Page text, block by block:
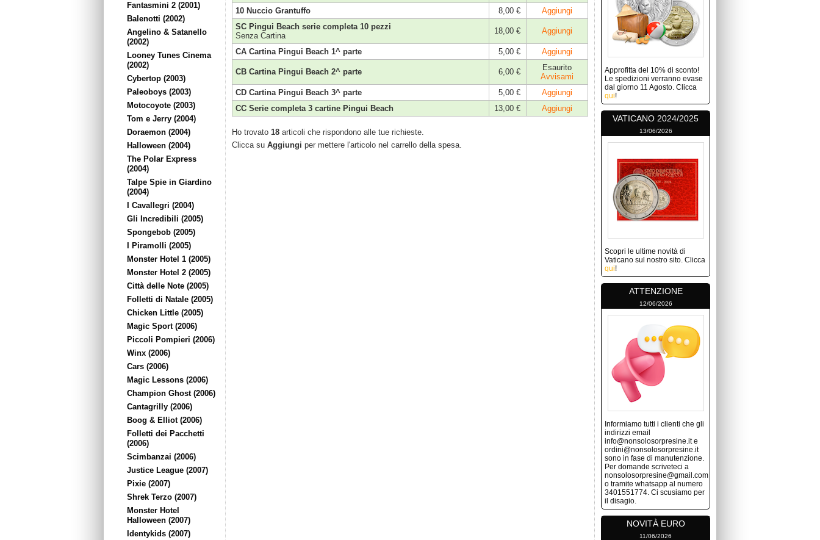
Fantasmini 2 (2001)
Balenotti (2002)
Angelino & Satanello
(2002)
Looney Tunes Cinema
(2002)
Cybertop (2003)
Paleoboys (2003)
Motocoyote (2003)
Tom e Jerry (2004)
Doraemon (2004)
Halloween (2004)
The Polar Express
(2004)
Talpe Spie in Giardino
(2004)
I Cavallegri (2004)
Gli Incredibili (2005)
Spongebob (2005)
I Piramolli (2005)
Monster Hotel 1 (2005)
Monster Hotel 2 (2005)
Città delle Note (2005)
Folletti di Natale (2005)
Chicken Little (2005)
Magic Sport (2006)
Piccoli Pompieri (2006)
Winx (2006)
Cars (2006)
Magic Lessons (2006)
Champion Ghost (2006)
Cantagrilly (2006)
Boog & Elliot (2006)
Folletti dei Pacchetti
(2006)
Scimbanzai (2006)
Justice League (2007)
Pixie (2007)
Shrek Terzo (2007)
Monster Hotel
Halloween (2007)
Identykids (2007)
10 Nuccio Grantuffo 8,00 €
Aggiungi
SC Pingui Beach serie completa 10 pezzi
Senza Cartina
18,00 € Aggiungi
CA Cartina Pingui Beach 1^ parte 5,00 € Aggiungi
CB Cartina Pingui Beach 2^ parte 6,00 €
Esaurito
Avvisami
CD Cartina Pingui Beach 3^ parte
5,00 €
Aggiungi
CC Serie completa 3 cartine Pingui Beach
13,00 € Aggiungi
Ho trovato 18 articoli che rispondono alle tue richieste.
Clicca su Aggiungi per mettere l'articolo nel carrello della spesa.
Approfitta del 10% di sconto!
Le spedizioni verranno evase
dal giorno 11 Agosto. Clicca
qui!
VATICANO 2024/2025
13/06/2026
Scopri le ultime novità di
Vaticano sul nostro sito. Clicca
qui!
ATTENZIONE
12/06/2026
Informiamo tutti i clienti che gli
indirizzi email
info@nonsolosorpresine.it e
ordini@nonsolosorpresine.it
sono in fase di manutenzione.
Per domande scriveteci a
nonsolosorpresine@gmail.com
o tramite whatsapp al numero
3401551774. Ci scusiamo per
il disagio.
NOVITÀ EURO
11/06/2026